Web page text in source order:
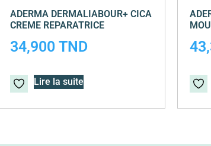
ADERMA DERMALIABOUR+ CICA
CREME REPARATRICE
34,900TND
Lire la suite